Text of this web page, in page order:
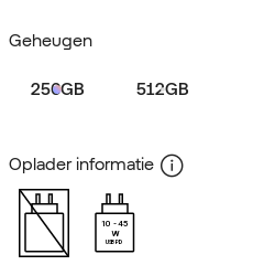
Geheugen
256GB 512GB
Oplader informatie
10
45
W
USB PD